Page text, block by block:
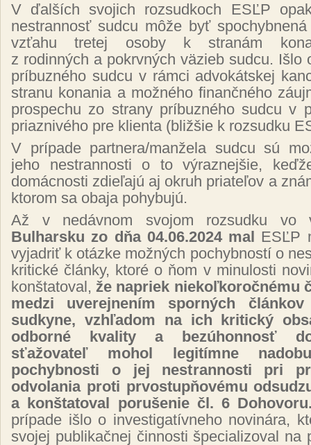
V ďalších svojich rozsudkoch ESĽP
nestrannosť sudcu môže byť
vzťahu tretej osoby k stranám
z rodinných a pokrvných väzieb sudcu. Išlo
príbuzného sudcu v rámci advokátskej
stranu konania a možného finančného
prospechu zo strany príbuzného sudcu v
priaznivého pre klienta (bližšie k rozsudku
V prípade partnera/manžela sudcu sú
jeho nestrannosti o to výraznejšie,
domácnosti zdieľajú aj okruh priateľov a
ktorom sa obaja pohybujú.
Až v nedávnom svojom rozsudku
Bulharsku zo dňa 04.06.2024 mal ESĽP
vyjadriť k otázke možných pochybností o
kritické články, ktoré o ňom v minulosti
konštatoval, že napriek niekoľkoročnému
medzi uverejnením sporných
sudkyne, vzhľadom na ich kritický
odborné kvality a bezúhonnosť
sťažovateľ mohol legitímne
pochybnosti o jej nestrannosti pri
odvolania proti prvostupňovému
a konštatoval porušenie čl. 6
prípade išlo o investigatívneho novinára,
svojej publikačnej činnosti špecializoval na